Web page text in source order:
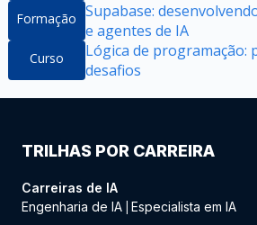
Formação Supabase:
e agentes de IA
Curso
Lógica de programação:
desafios
TRILHAS POR CARREIRA
Carreiras de IA
Engenharia de IA Especialista em IA